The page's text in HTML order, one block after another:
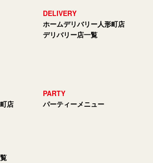
DELIVERY
ホームデリバリー人形町店
デリバリー店一覧
店
PARTY
パーティーメニュー